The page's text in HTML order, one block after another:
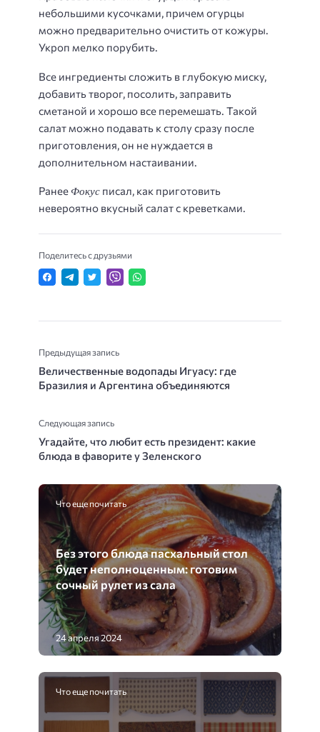
небольшими кусочками, причем огурцы
можно предварительно очистить от кожуры.
Укроп мелко порубить.
Все ингредиенты сложить в глубокую миску,
добавить творог, посолить, заправить
сметаной и хорошо все перемешать. Такой
салат можно подавать к столу сразу после
приготовления, он не нуждается в
дополнительном настаивании.
Ранее Фокус писал, как приготовить
невероятно вкусный салат с креветками.
Поделитесь с друзьями
Предыдущая запись
Величественные водопады Игуасу: где
Бразилия и Аргентина объединяются
Следующая запись
Угадайте, что любит есть президент: какие
блюда в фаворите у Зеленского
Что еще почитать
Без этого блюда пасхальный стол
будет неполноценным: готовим
сочный рулет из сала
24 апреля 2024
Что еще почитать